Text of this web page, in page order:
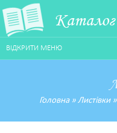
ВІДКРИТИ МЕНЮ
Головна» Листівки»